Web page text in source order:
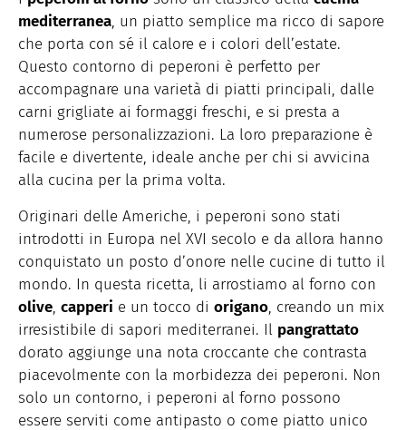
mediterranea, un piatto semplice ma ricco di sapore
che porta con sé il calore e i colori dell’estate.
Questo contorno di peperoni è perfetto per
accompagnare una varietà di piatti principali, dalle
carni grigliate ai formaggi freschi, e si presta a
numerose personalizzazioni. La loro preparazione è
facile e divertente, ideale anche per chi si avvicina
alla cucina per la prima volta.
Originari delle Americhe, i peperoni sono stati
introdotti in Europa nel XVI secolo e da allora hanno
conquistato un posto d’onore nelle cucine di tutto il
mondo. In questa ricetta, li arrostiamo al forno con
olive, capperi e un tocco di origano, creando un mix
irresistibile di sapori mediterranei. Il pangrattato
dorato aggiunge una nota croccante che contrasta
piacevolmente con la morbidezza dei peperoni. Non
solo un contorno, i peperoni al forno possono
essere serviti come antipasto o come piatto unico